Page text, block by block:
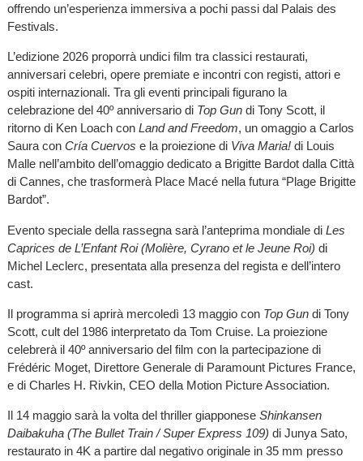
offrendo un’esperienza immersiva a pochi passi dal Palais des
Festivals.
L’edizione 2026 proporrà undici film tra classici restaurati,
anniversari celebri, opere premiate e incontri con registi, attori e
ospiti internazionali. Tra gli eventi principali figurano la
celebrazione del 40º anniversario di Top Gundi Tony Scott, il
ritorno di Ken Loach con Land and Freedom, un omaggio a Carlos
Saura con Cría Cuervos e la proiezione di Viva Maria!di Louis
Malle nell’ambito dell’omaggio dedicato a Brigitte Bardot dalla Città
di Cannes, che trasformerà Place Macé nella futura “Plage Brigitte
Bardot”.
Evento speciale della rassegna sarà l’anteprima mondiale di Les
Caprices de L’Enfant Roi (Molière, Cyrano et le Jeune Roi) di
Michel Leclerc, presentata alla presenza del regista e dell’intero
cast.
Il programma si aprirà mercoledì 13 maggio con Top Gundi Tony
Scott, cult del 1986 interpretato da Tom Cruise. La proiezione
celebrerà il 40º anniversario del film con la partecipazione di
Frédéric Moget, Direttore Generale di Paramount Pictures France,
e di Charles H. Rivkin, CEO della Motion Picture Association.
Il 14 maggio sarà la volta del thriller giapponese Shinkansen
Daibakuha (The Bullet Train / Super Express 109) di Junya Sato,
restaurato in 4K a partire dal negativo originale in 35 mm presso